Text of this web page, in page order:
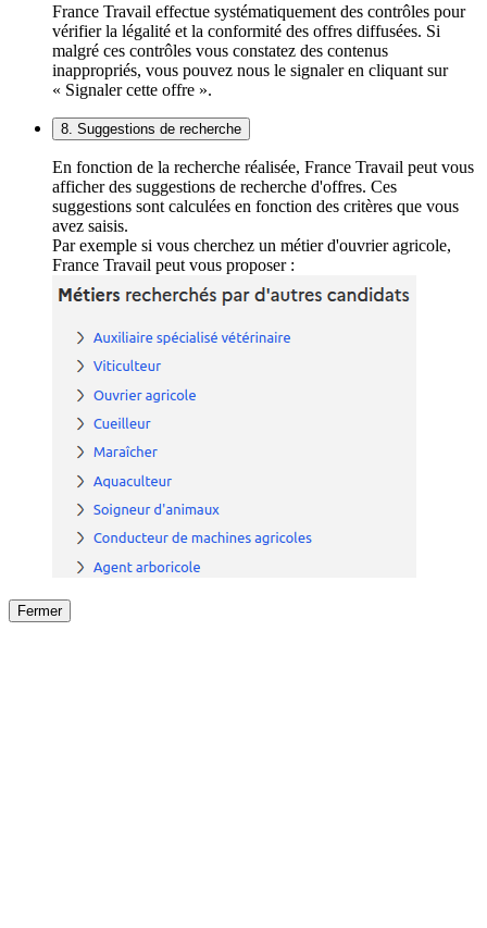
France Travail effectue systématiquement des contrôles pour
vérifier la légalité et la conformité des offres diffusées. Si
malgré ces contrôles vous constatez des contenus
inappropriés, vous pouvez nous le signaler en cliquant sur
« Signaler cette offre ».
8. Suggestions de recherche
En fonction de la recherche réalisée, France Travail peut vous
afficher des suggestions de recherche d'offres. Ces
suggestions sont calculées en fonction des critères que vous
avez saisis.
Par exemple si vous cherchez un métier d'ouvrier agricole,
France Travail peut vous proposer :
Fermer